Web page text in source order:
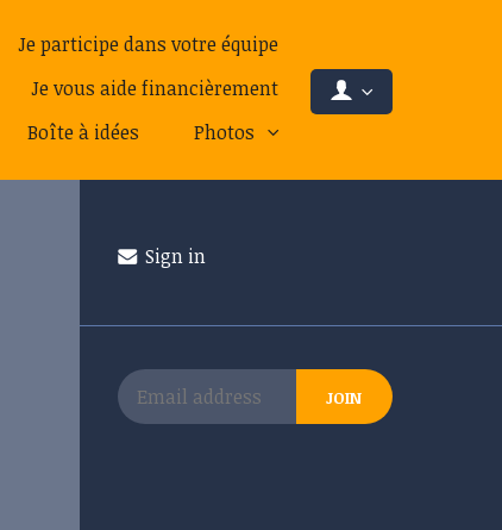
Je participe dans votre équipe
Je vous aide financièrement
Boîte à idées Photos
Sign in